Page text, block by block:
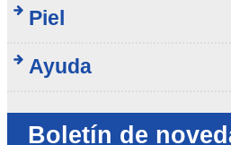
Piel
Ayuda
Boletín de